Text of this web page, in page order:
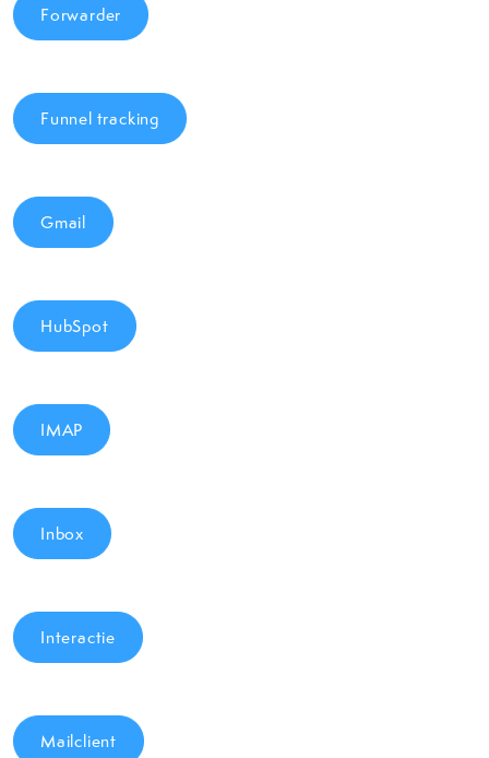
Forwarder
Funnel tracking
Gmail
HubSpot
IMAP
Inbox
Interactie
Mailclient